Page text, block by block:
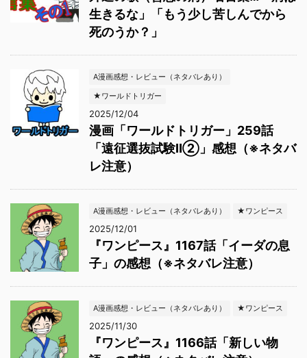
生きるな」「もう少し苦しんでから
死のうか？」
A漫画感想・レビュー（ネタバレあり）
★ワールドトリガー
2025/12/04
漫画「ワールドトリガー」259話
「遠征選抜試験Ⅱ②」感想（※ネタバ
レ注意）
A漫画感想・レビュー（ネタバレあり） ★ワンピース
2025/12/01
『ワンピース』1167話「イーダの息
子」の感想（※ネタバレ注意）
A漫画感想・レビュー（ネタバレあり） ★ワンピース
2025/11/30
『ワンピース』1166話「新しい物